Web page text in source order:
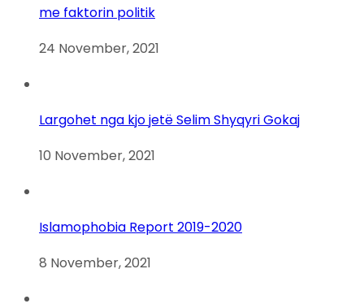
me faktorin politik
24 November, 2021
Largohet nga kjo jetë Selim Shyqyri Gokaj
10 November, 2021
Islamophobia Report 2019-2020
8 November, 2021